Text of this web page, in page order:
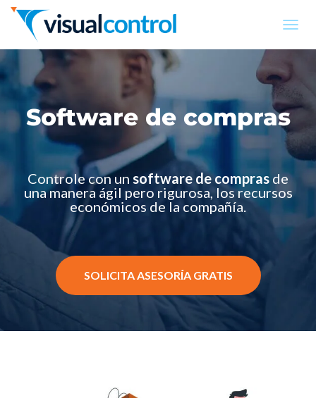
O
E
I
T
Software de compras
Controle con un software de compras de
una manera ágil pero rigurosa, los recursos
económicos de la compañía.
SOLICITA ASESORÍA GRATIS